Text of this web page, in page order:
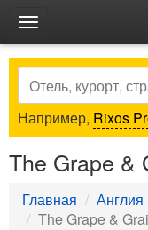
Toggle
navigation
Search
Например, Rixos
The Grape &
Главная Англия
The Grape &